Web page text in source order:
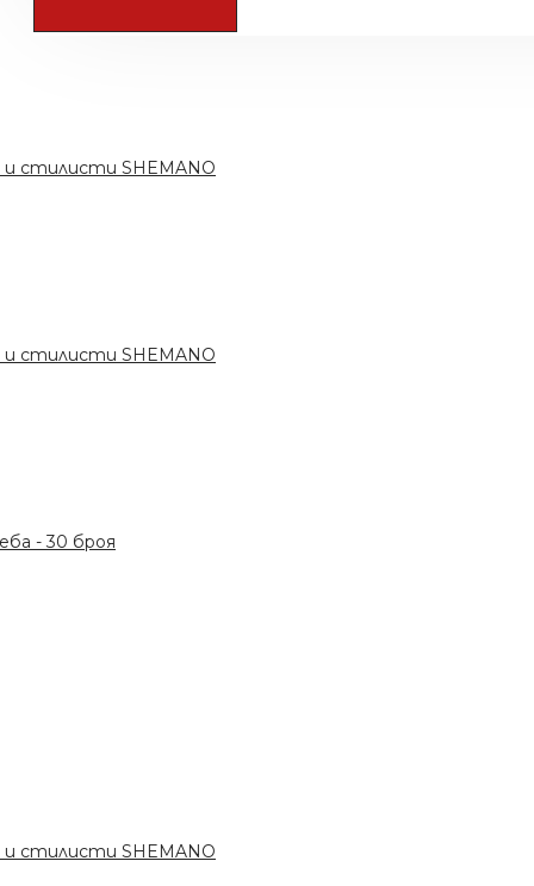
и стилисти SHEMANO
и стилисти SHEMANO
- 30 броя
и стилисти SHEMANO